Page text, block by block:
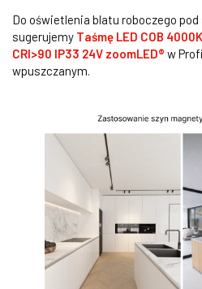
Do oświetlenia blatu roboczego
sugerujemy Taśmę LED COB
CRI>90 IP33 24V zoomLED® w
wpuszczanym.